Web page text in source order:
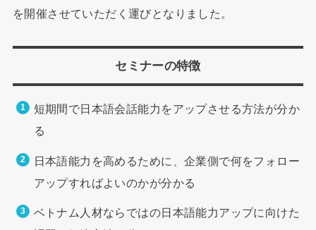
を開催させていただく運びとなりました。
セミナーの特徴
短期間で日本語会話能力をアップさせる方法が分か
る
日本語能力を高めるために、企業側で何をフォロー
アップすればよいのかが分かる
ベトナム人材ならではの日本語能力アップに向けた